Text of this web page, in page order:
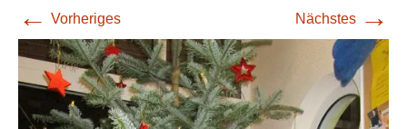
← Vorheriges Nächstes →